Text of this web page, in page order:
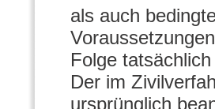
als auch
Folge
Der im
ursprünglich